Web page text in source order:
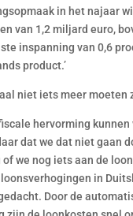
in het najaar
van 1,2 miljard euro,
inspanning van 0,6
product.’
niet iets meer moeten
fiscale hervorming
dat we dat niet gaan
of we nog iets aan de
in
Door de